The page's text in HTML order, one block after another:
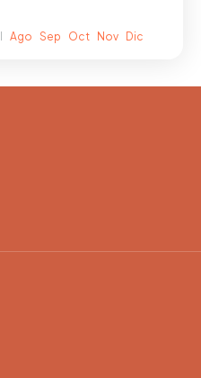
Ago Sep Oct Nov Dic